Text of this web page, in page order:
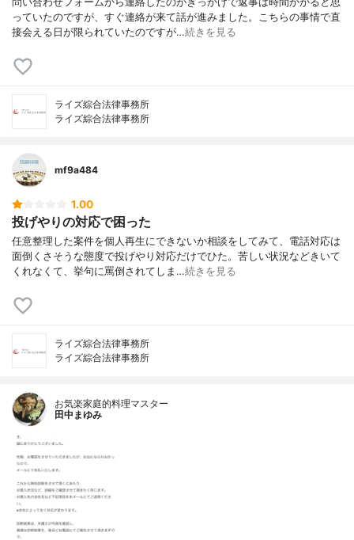
っていたのですが、すぐ連絡が来て話が進みました。こちらの事情で直
接会える日が限られていたのですが…続きを見る
ライズ綜合法律事務所
ライズ綜合法律事務所
mf9a484
1.00
投げやりの対応で困った
任意整理した案件を個人再生にできないか相談をしてみて、電話対応は
面倒くさそうな態度で投げやり対応だけでひた。苦しい状況などきいて
くれなくて、挙句に罵倒されてしま…続きを見る
ライズ綜合法律事務所
ライズ綜合法律事務所
お気楽家庭的料理マスター
田中まゆみ